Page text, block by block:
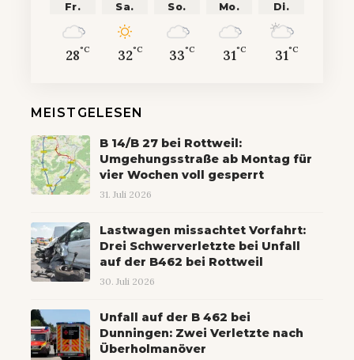
Fr.
28°C
Sa.
32°C
So.
33°C
Mo.
31°C
Di.
31°C
MEISTGELESEN
B 14/B 27 bei Rottweil:
Umgehungsstraße ab Montag für
vier Wochen voll gesperrt
31. Juli 2026
Lastwagen missachtet Vorfahrt:
Drei Schwerverletzte bei Unfall
auf der B462 bei Rottweil
30. Juli 2026
Unfall auf der B 462 bei
Dunningen: Zwei Verletzte nach
Überholmanöver